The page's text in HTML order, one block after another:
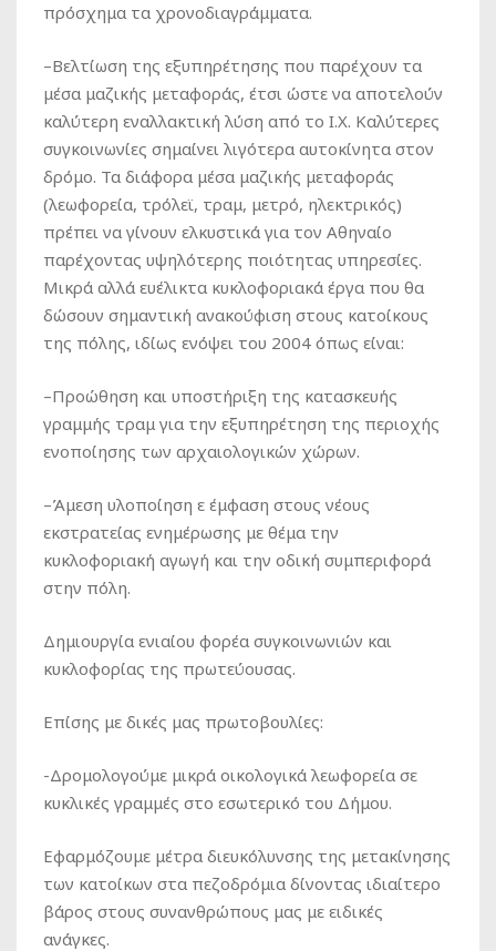
πρόσχημα τα χρονοδιαγράμματα.
–Βελτίωση της εξυπηρέτησης που παρέχουν τα
μέσα μαζικής μεταφοράς, έτσι ώστε να αποτελούν
καλύτερη εναλλακτική λύση από το Ι.Χ. Καλύτερες
συγκοινωνίες σημαίνει λιγότερα αυτοκίνητα στον
δρόμο. Τα διάφορα μέσα μαζικής μεταφοράς
(λεωφορεία, τρόλεϊ, τραμ, μετρό, ηλεκτρικός)
πρέπει να γίνουν ελκυστικά για τον Αθηναίο
παρέχοντας υψηλότερης ποιότητας υπηρεσίες.
Mικρά αλλά ευέλικτα κυκλοφοριακά έργα που θα
δώσουν σημαντική ανακούφιση στους κατοίκους
της πόλης, ιδίως ενόψει του 2004 όπως είναι:
–Προώθηση και υποστήριξη της κατασκευής
γραμμής τραμ για την εξυπηρέτηση της περιοχής
ενοποίησης των αρχαιολογικών χώρων.
–Άμεση υλοποίηση ε έμφαση στους νέους
εκστρατείας ενημέρωσης με θέμα την
κυκλοφοριακή αγωγή και την οδική συμπεριφορά
στην πόλη.
Δημιουργία ενιαίου φορέα συγκοινωνιών και
κυκλοφορίας της πρωτεύουσας.
Επίσης με δικές μας πρωτοβουλίες:
-Δρομολογούμε μικρά οικολογικά λεωφορεία σε
κυκλικές γραμμές στο εσωτερικό του Δήμου.
Εφαρμόζουμε μέτρα διευκόλυνσης της μετακίνησης
των κατοίκων στα πεζοδρόμια δίνοντας ιδιαίτερο
βάρος στους συνανθρώπους μας με ειδικές
ανάγκες.